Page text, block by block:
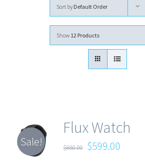
Sort by Default Order
Show 12 Products
Sale!
Flux Watch
$680.00 $599.00